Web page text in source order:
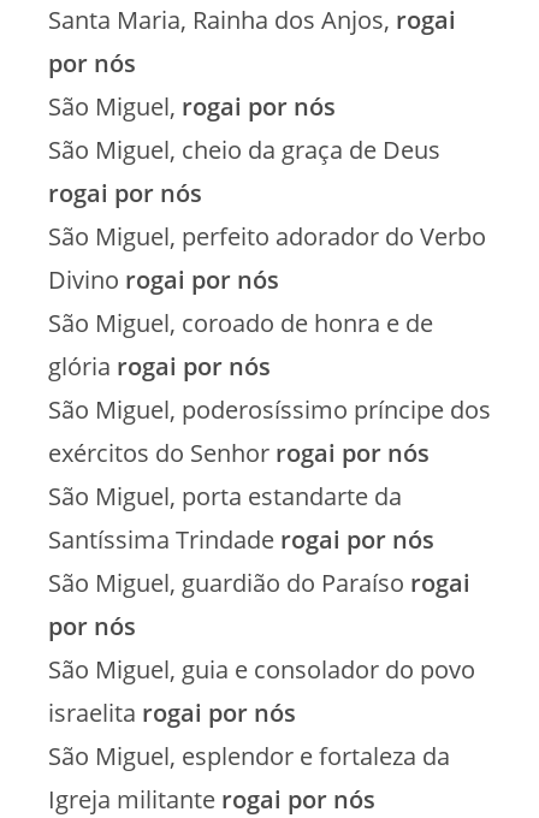
Santa Maria, Rainha dos Anjos, rogai
por nós
São Miguel, rogai por nós
São Miguel, cheio da graça de Deus
rogai por nós
São Miguel, perfeito adorador do Verbo
Divino rogai por nós
São Miguel, coroado de honra e de
glória rogai por nós
São Miguel, poderosíssimo príncipe dos
exércitos do Senhor rogai por nós
São Miguel, porta estandarte da
Santíssima Trindade rogai por nós
São Miguel, guardião do Paraíso rogai
por nós
São Miguel, guia e consolador do povo
israelita rogai por nós
São Miguel, esplendor e fortaleza da
Igreja militante rogai por nós